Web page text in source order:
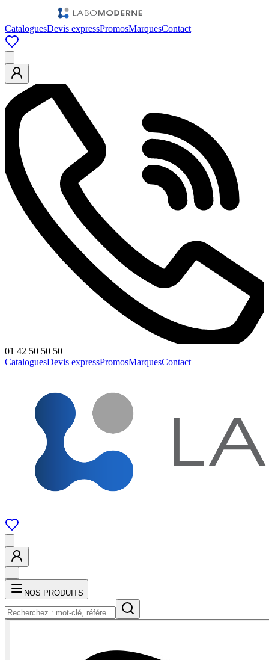
CataloguesDevis expressPromosMarquesContact
01 42 50 50 50
CataloguesDevis expressPromosMarquesContact
NOS PRODUITS